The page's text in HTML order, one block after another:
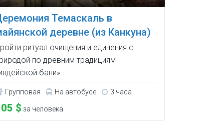
Темаскаль в
деревне (из Канкуна)
ритуал очищения и единения с
по древним традициям
бани».
Групповая На автобусе 3 часа
$ за человека